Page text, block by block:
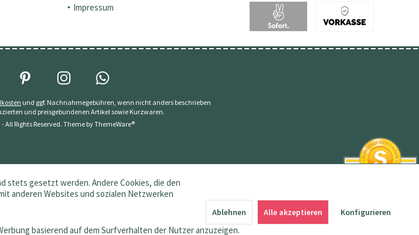
Impressum
und ggf. Nachnahmegebühren, wenn nicht anders beschrieben
und preisgebundenen Artikel sowie Kurzwaren.
All Rights Reserved. Theme byThemeWare®
stets gesetzt werden. Andere Cookies, die den
anderen Websites und sozialen Netzwerken
basierend auf dem Surfverhalten der Nutzer anzuzeigen.
Ablehnen Alle akzeptieren Konfigurieren
aus 144 Bewertungen